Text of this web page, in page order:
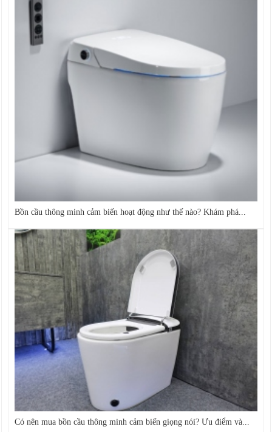
Bồn cầu thông minh cảm biến hoạt động như thế nào? Khám phá...
Có nên mua bồn cầu thông minh cảm biến giọng nói? Ưu điểm và...